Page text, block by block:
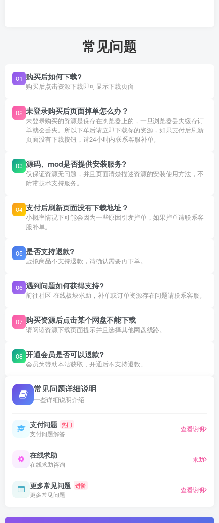
常见问题
01 购买后如何下载?
购买后点击资源下载即可显示下载页面
02 未登录购买后页面掉单怎么办？
未登录购买的资源是保存在浏览器上的，一旦浏览器丢失缓存订
单就会丢失。所以下单后请立即下载你的资源，如果支付后刷新
页面没有下载按钮，请24小时内联系客服补单。
03 源码、mod是否提供安装服务?
仅保证资源无问题，并且页面清楚描述资源的安装使用方法，不
附带技术支持服务。
04 支付后刷新页面没有下载地址？
小概率情况下可能会因为一些原因引发掉单，如果掉单请联系客
服补单。
05 是否支持退款?
虚拟商品不支持退款，请确认需要再下单。
06 遇到问题如何获得支持?
前往社区-在线板块求助，补单或订单资源存在问题请联系客服。
07 购买资源后点击某个网盘不能下载
请阅读资源下载页面提示并且选择其他网盘线路。
08 开通会员是否可以退款?
会员为赞助本站获取，开通后不支持退款。
常见问题详细说明
一些详细说明介绍
支付问题 热门
支付问题解答
查看说明
在线求助
在线求助咨询
求助
更多常见问题 进阶
更多常见问题
查看说明